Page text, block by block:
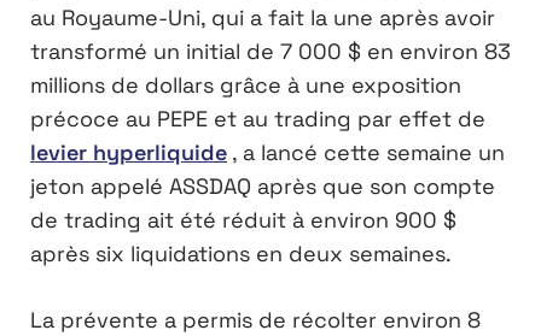
au Royaume-Uni, qui a fait la une après avoir
transformé un initial de 7 000 $ en environ 83
millions de dollars grâce à une exposition
précoce au PEPE et au trading par effet de
levier hyperliquide , a lancé cette semaine un
jeton appelé ASSDAQ après que son compte
de trading ait été réduit à environ 900 $
après six liquidations en deux semaines.
La prévente a permis de récolter environ 8